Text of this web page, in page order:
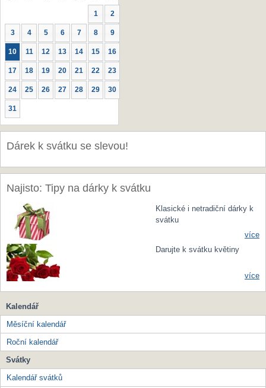
1 2
3 4 5 6 7 8 9
10 11 12 13 14 15 16
17 18 19 20 21 22 23
24 25 26 27 28 29 30
31
Dárek k svátku se slevou!
Najisto: Tipy na dárky k svátku
Klasické i netradiční dárky k
svátku
více
Darujte k svátku květiny
více
Kalendář
Měsíční kalendář
Roční kalendář
Svátky
Kalendář svátků